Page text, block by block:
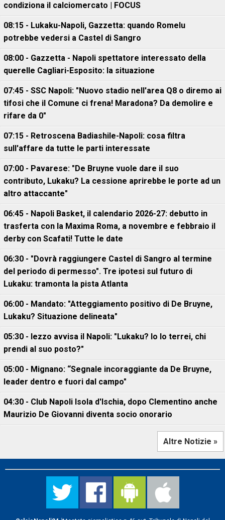
condiziona il calciomercato | FOCUS
08:15 - Lukaku-Napoli, Gazzetta: quando Romelu
potrebbe vedersi a Castel di Sangro
08:00 - Gazzetta - Napoli spettatore interessato della
querelle Cagliari-Esposito: la situazione
07:45 - SSC Napoli: "Nuovo stadio nell'area Q8 o diremo ai
tifosi che il Comune ci frena! Maradona? Da demolire e
rifare da 0"
07:15 - Retroscena Badiashile-Napoli: cosa filtra
sull'affare da tutte le parti interessate
07:00 - Pavarese: "De Bruyne vuole dare il suo
contributo, Lukaku? La cessione aprirebbe le porte ad un
altro attaccante"
06:45 - Napoli Basket, il calendario 2026-27: debutto in
trasferta con la Maxima Roma, a novembre e febbraio il
derby con Scafati! Tutte le date
06:30 - "Dovrà raggiungere Castel di Sangro al termine
del periodo di permesso". Tre ipotesi sul futuro di
Lukaku: tramonta la pista Atlanta
06:00 - Mandato: "Atteggiamento positivo di De Bruyne,
Lukaku? Situazione delineata"
05:30 - Iezzo avvisa il Napoli: "Lukaku? Io lo terrei, chi
prendi al suo posto?"
05:00 - Mignano: “Segnale incoraggiante da De Bruyne,
leader dentro e fuori dal campo"
04:30 - Club Napoli Isola d'Ischia, dopo Clementino anche
Maurizio De Giovanni diventa socio onorario
Altre Notizie »